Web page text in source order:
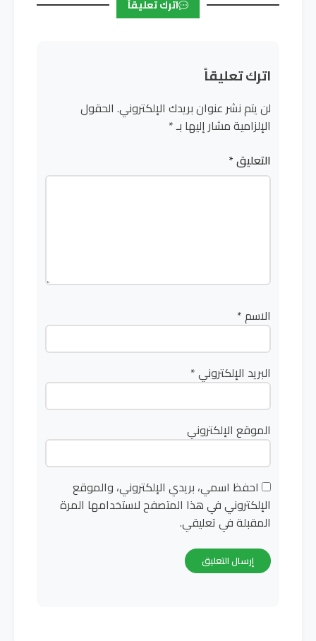
اترك تعليقاً
اترك تعليقاً
لن يتم نشر عنوان بريدك الإلكتروني. الحقول
الإلزامية مشار إليها بـ*
التعليق*
الاسم*
البريد الإلكتروني*
الموقع الإلكتروني
احفظ اسمي، بريدي الإلكتروني، والموقع
الإلكتروني في هذا المتصفح لاستخدامها المرة
المقبلة في تعليقي.